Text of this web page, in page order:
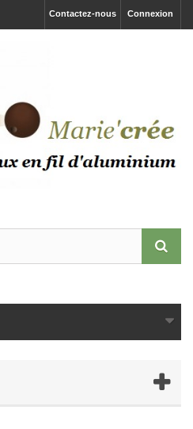
Connexion
Contactez-nous